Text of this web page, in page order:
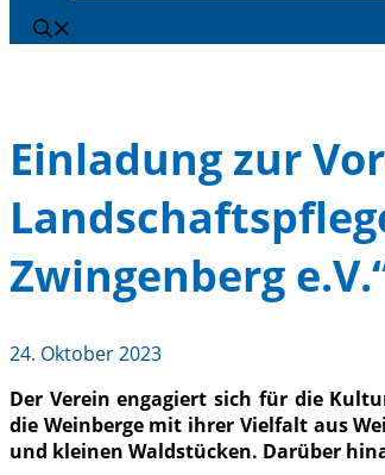
Einladung zur
Zwingenberg
24. Oktober 2023
Der Verein engagiert sich für die
die Weinberge mit ihrer Vielfalt aus
und kleinen Waldstücken. Darüber